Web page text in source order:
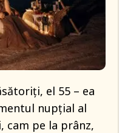
el 55 – ea
nupțial al
cam pe la prânz,